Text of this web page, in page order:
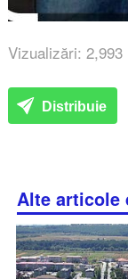
Vizualizări: 2,993
Distribuie
Alte articole